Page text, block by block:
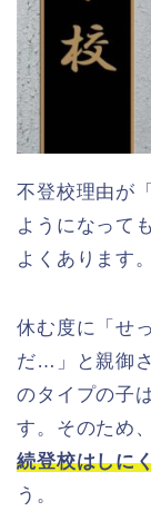
不登校理由が
ようになって
よくあります。
休む度に「せ
だ…」と親御
のタイプの子
す。そのため、
続登校はしに
う。